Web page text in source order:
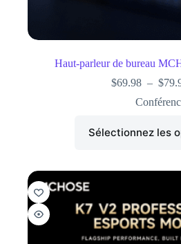
Haut-parleur de bureau
$69.98 – $
Sélectionnez les